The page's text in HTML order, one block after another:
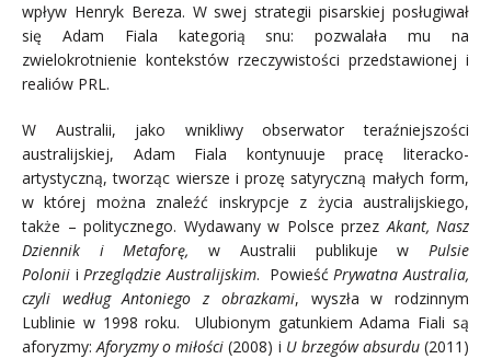
wpływ Henryk Bereza. W swej strategii pisarskiej posługiwał
się Adam Fiala kategorią snu: pozwalała mu na
zwielokrotnienie kontekstów rzeczywistości przedstawionej i
realiów PRL.
W Australii, jako wnikliwy obserwator teraźniejszości
australijskiej, Adam Fiala kontynuuje pracę literacko-
artystyczną, tworząc wiersze i prozę satyryczną małych form,
w której można znaleźć inskrypcje z życia australijskiego,
także – politycznego. Wydawany w Polsce przezAkant, Nasz
Dziennik i
Metaforę,w Australii publikuje wPulsie
Polonii iPrzeglądzie Australijskim. PowieśćPrywatna Australia,
czyli według Antoniego z obrazkami, wyszła w rodzinnym
Lublinie w 1998 roku. Ulubionym gatunkiem Adama Fiali są
aforyzmy:Aforyzmy o miłości (2008) i U brzegów absurdu(2011)